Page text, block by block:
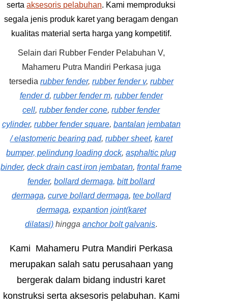
sertaaksesoris pelabuhan. Kami memproduksi
segala jenis produk karet yang beragam dengan
kualitas material serta harga yang kompetitif.
Selain dari Rubber Fender Pelabuhan V,
Mahameru Putra Mandiri Perkasa juga
tersedia rubber fender, rubber fender v, rubber
fender d, rubber fender m, rubber fender
cell,rubber fender cone,rubber fender
cylinder, rubber fender square, bantalan jembatan
/ elastomeric bearing pad, rubber sheet, karet
bumper, pelindung loading dock,asphaltic plug
binder,deck drain cast iron jembatan,frontal frame
fender,bollard dermaga, bitt bollard
dermaga, curve bollard dermaga, tee bollard
dermaga, expantion joint(karet
dilatasi) hinggaanchor bolt galvanis.
Kami Mahameru Putra Mandiri Perkasa
merupakan salah satu perusahaan yang
bergerak dalam bidang industri karet
konstruksi serta aksesoris pelabuhan. Kami